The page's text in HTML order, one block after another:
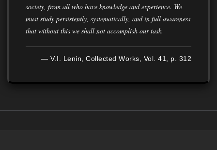
society, from all who have knowledge and experience. We
must study persistently, systematically, and in full awareness
that without this we shall not accomplish our task.
— V.I. Lenin, Collected Works, Vol. 41, p. 312